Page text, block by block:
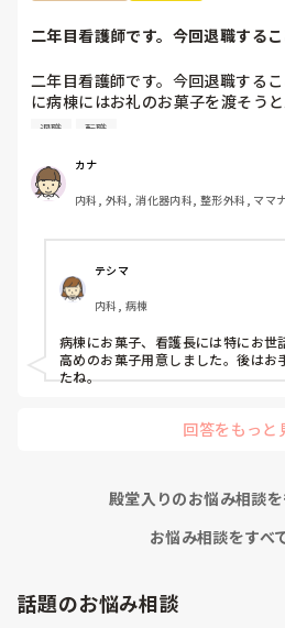
今後は今の私の不注意を正し、頑
かわからないです。こんな私です
れば嬉しいです。
「急性期の病棟で一から学び直す」
く領域を見つけて転職したくなった
ではないかと思います。
の看護師相手に無理な愛想笑いや、
す。
聞き役に徹して、余計なことを言わ
絡・相談だけして、淡々と自分の仕
さい。
わからないことがあったときだけ、
さい。
もし無視されたら、それは相手の看
その時に初めて上司に相談したらい
まだ一年目なんですから、他の看護
ましてや、噂話で他人を陥れるよう
ぜせいさんが手を貸さないといけな
正直努力するなら、ご自身の看護師
二年目看護師です。今回退職する
二年目看護師です。今回退職する
に病棟にはお礼のお菓子を渡そう
個々へお礼のお菓子を用意するか
退職 転職
カナ
内科, 外科, 消化器内科, 整形外科, ママ
テシマ
内科, 病棟
病棟にお菓子、看護長には特にお世
高めのお菓子用意しました。後はお
たね。
回答をもっと
殿堂入りのお悩み相談
お悩み相談をすべ
話題のお悩み相談